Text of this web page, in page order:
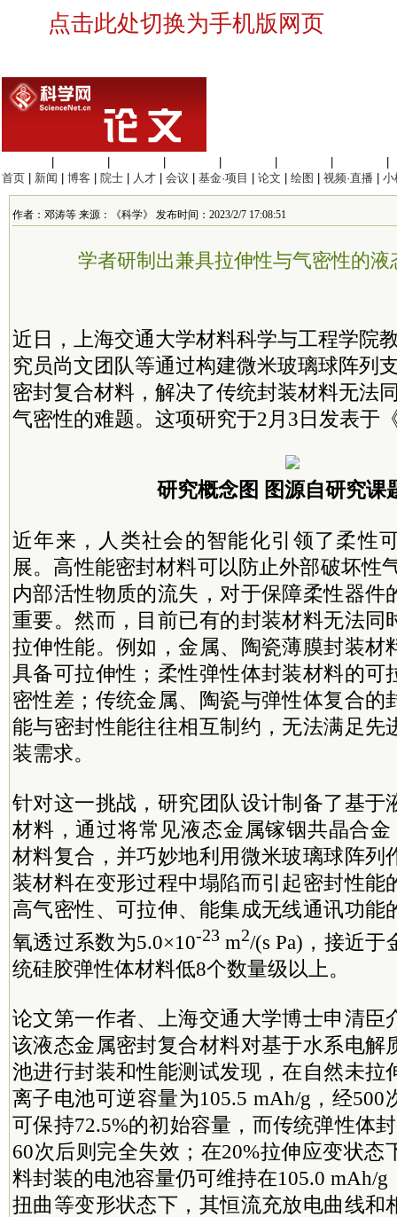
点击此处切换为手机版网页
首页
新闻 博客 院士 人才 会议 基金·项目 论文 绘图 视频·直播 小
作者：邓涛等 来源：《科学》 发布时间：2023/2/7 17:08:51
学者研制出兼具拉伸性与气密性的液
近日，上海交通大学材料科学与工程学院
究员尚文团队等通过构建微米玻璃球阵列
密封复合材料，解决了传统封装材料无法
气密性的难题。这项研究于2月3日发表于
研究概念图 图源自研究课
近年来，人类社会的智能化引领了柔性
展。高性能密封材料可以防止外部破坏性
内部活性物质的流失，对于保障柔性器件
重要。然而，目前已有的封装材料无法同
拉伸性能。例如，金属、陶瓷薄膜封装材
具备可拉伸性；柔性弹性体封装材料的可
密性差；传统金属、陶瓷与弹性体复合的
能与密封性能往往相互制约，无法满足先
装需求。
针对这一挑战，研究团队设计制备了基于
材料，通过将常见液态金属镓铟共晶合金
材料复合，并巧妙地利用微米玻璃球阵列
装材料在变形过程中塌陷而引起密封性能
高气密性、可拉伸、能集成无线通讯功能
氧透过系数为5.0×10-23 m2/(s Pa)，接近
统硅胶弹性体材料低8个数量级以上。
论文第一作者、上海交通大学博士申清臣
该液态金属密封复合材料对基于水系电解
池进行封装和性能测试发现，在自然未拉
离子电池可逆容量为105.5 mAh/g，经500
可保持72.5%的初始容量，而传统弹性体
60次后则完全失效；在20%拉伸应变状态
料封装的电池容量仍可维持在105.0 mAh/
扭曲等变形状态下，其恒流充放电曲线和